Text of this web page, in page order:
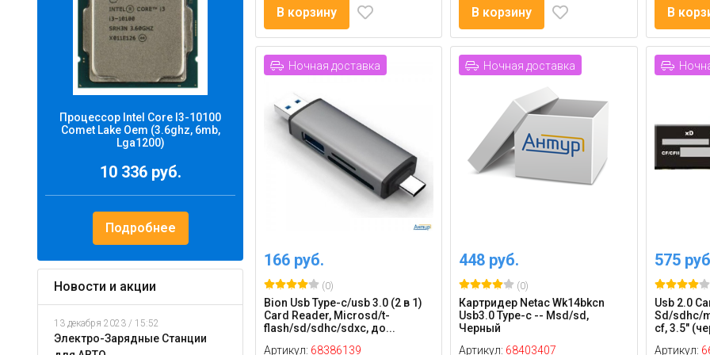
Процессор Intel Core I3-10100
Comet Lake Oem (3.6ghz, 6mb,
Lga1200)
10 336 руб.
Подробнее
Новости и акции
13 декабря 2023 / 15:52
Электро-Зарядные Станции
В корзину В корзину В
Ночная доставка
166 руб.
(0)
Bion Usb Type-c/usb 3.0 (2 в 1)
Card Reader, Microsd/t-
flash/sd/sdhc/sdxc, до...
Артикул: 68386139
Ночная доставка
448 руб.
(0)
Картридер Netac Wk14bkcn
Usb3.0 Type-c -- Msd/sd,
Черный
Артикул: 68403407
575
Usb 2.0
Sd/sdhc/
cf, 3.5"
Артикул: